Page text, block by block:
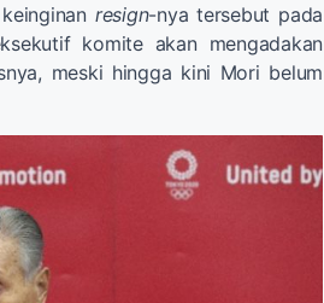
resign-nya tersebut pada
komite akan mengadakan
meski hingga kini Mori belum